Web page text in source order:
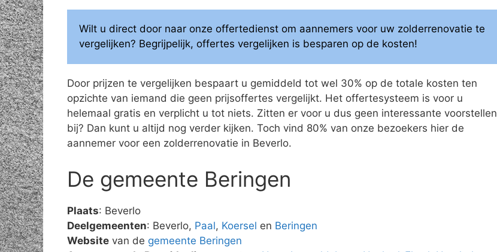
Wilt u direct door naar onze offertedienst om aannemers voor uw zolderrenovatie te
vergelijken? Begrijpelijk, offertes vergelijken is besparen op de kosten!
Door prijzen te vergelijken bespaart u gemiddeld tot wel 30% op de totale kosten ten
opzichte van iemand die geen prijsoffertes vergelijkt. Het offertesysteem is voor u
helemaal gratis en verplicht u tot niets. Zitten er voor u dus geen interessante voorstellen
bij? Dan kunt u altijd nog verder kijken. Toch vind 80% van onze bezoekers hier de
aannemer voor een zolderrenovatie in Beverlo.
De gemeente Beringen
Plaats: Beverlo
Deelgemeenten: Beverlo, Paal, Koersel en Beringen
Website van de gemeente Beringen